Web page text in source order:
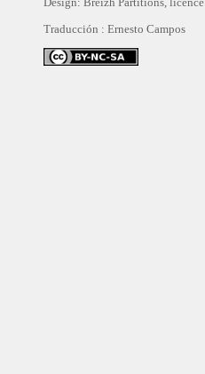
Traducción : Ernesto Campos